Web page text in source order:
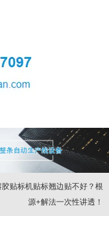
胶贴标机贴标翘边贴不好？根
源+解法一次性讲透！